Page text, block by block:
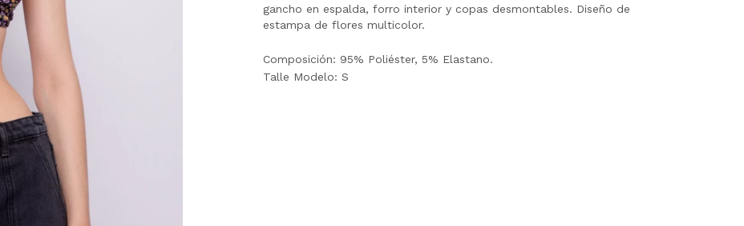
gancho en espalda, forro interior y copas desmontables. Diseño de
estampa de flores multicolor.
Composición: 95% Poliéster, 5% Elastano.
Talle Modelo: S